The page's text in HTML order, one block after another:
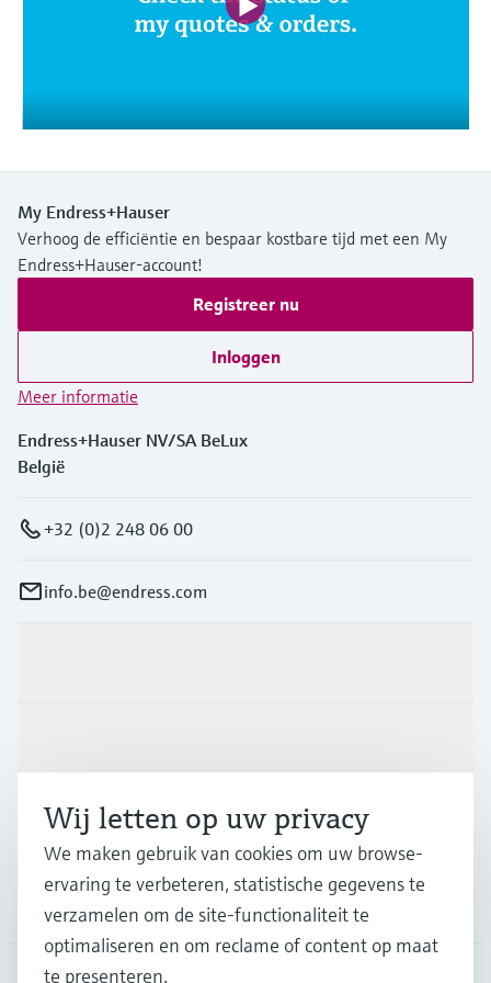
Find product-specific information and
Spare parts finder
or serial number
Level measurement with pressure
Memosens technology
besluitvormingsniveau
My Endress+Hauser
Verhoog de efficiëntie en bespaar kostbare tijd met een My
Endress+Hauser-account!
Registreer nu
Inloggen
Meer informatie
Endress+Hauser NV/SA BeLux
België
+32 (0)2 248 06 00
info.be@endress.com
Support
Wij letten op uw privacy
We maken gebruik van cookies om uw browse-
ervaring te verbeteren, statistische gegevens te
verzamelen om de site-functionaliteit te
optimaliseren en om reclame of content op maat
te presenteren.